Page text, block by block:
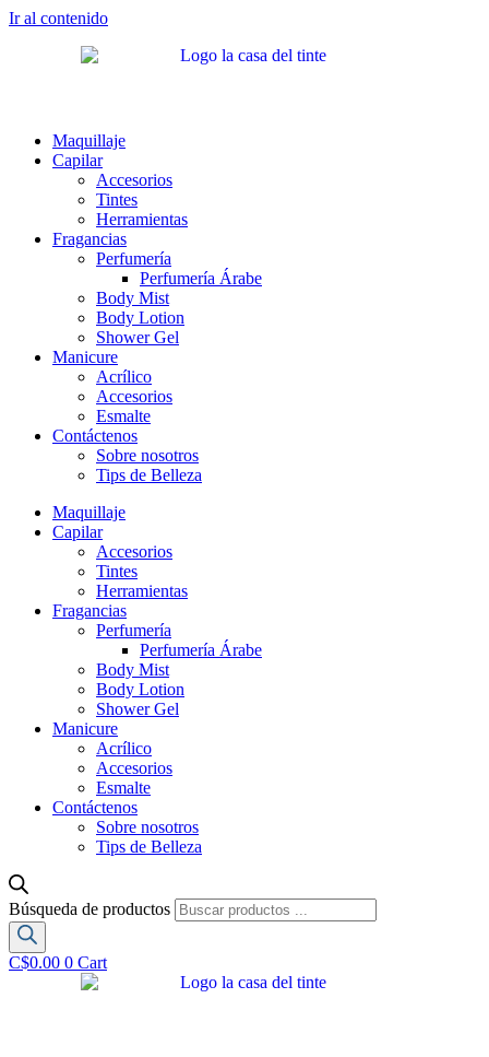
Ir al contenido
Maquillaje
Capilar
Accesorios
Tintes
Herramientas
Fragancias
Perfumería
Perfumería Árabe
Body Mist
Body Lotion
Shower Gel
Manicure
Acrílico
Accesorios
Esmalte
Contáctenos
Sobre nosotros
Tips de Belleza
Maquillaje
Capilar
Accesorios
Tintes
Herramientas
Fragancias
Perfumería
Perfumería Árabe
Body Mist
Body Lotion
Shower Gel
Manicure
Acrílico
Accesorios
Esmalte
Contáctenos
Sobre nosotros
Tips de Belleza
Búsqueda de productos
C$0.00 0 Cart